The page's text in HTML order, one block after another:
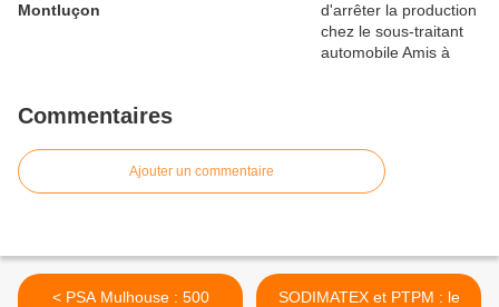
Montluçon
Commentaires
Ajouter un commentaire
< PSA Mulhouse : 500
SODIMATEX et PTPM : le